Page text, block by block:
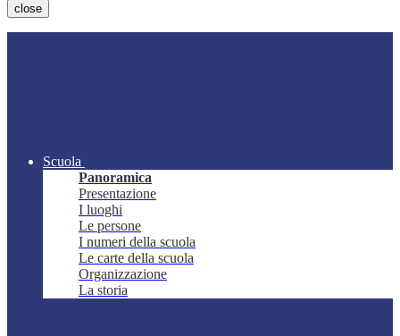
close
Scuola
Panoramica
Presentazione
I luoghi
Le persone
I numeri della scuola
Le carte della scuola
Organizzazione
La storia